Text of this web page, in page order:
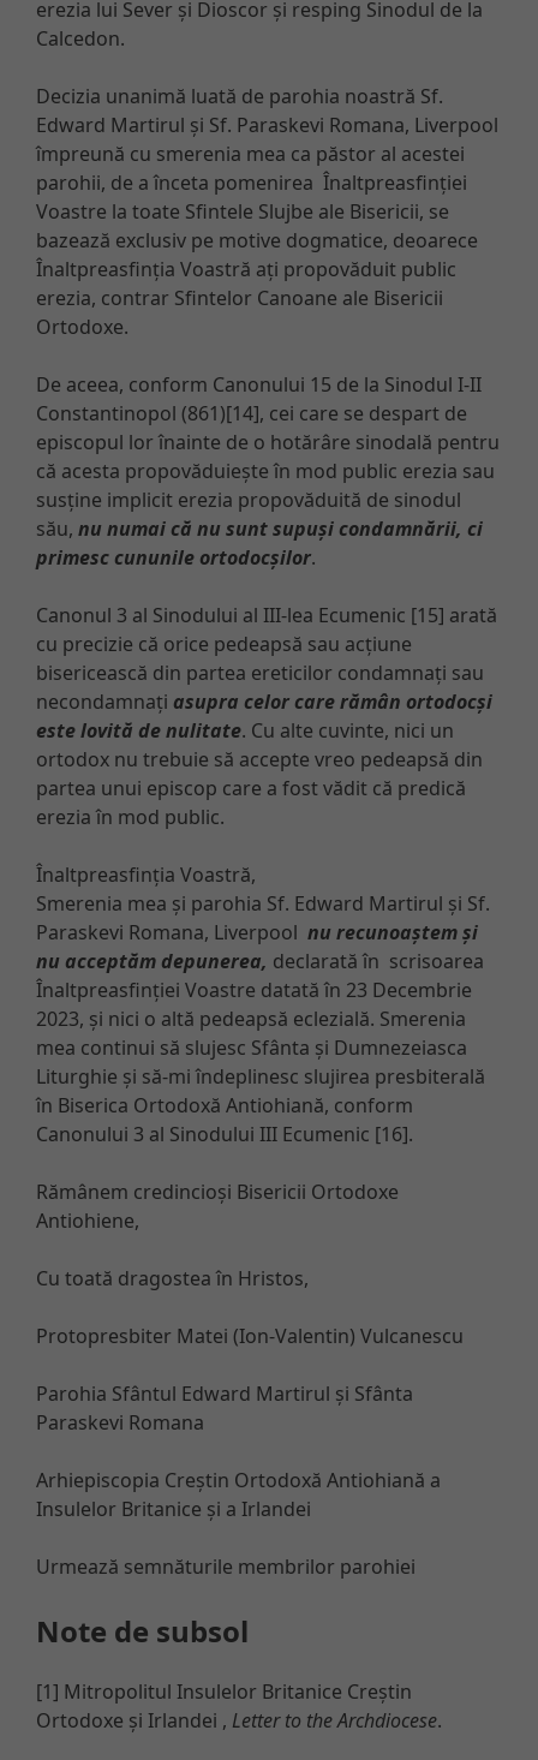
erezia lui Sever și Dioscor și resping Sinodul de la
Calcedon.
Decizia unanimă luată de parohia noastră Sf.
Edward Martirul și Sf. Paraskevi Romana, Liverpool
împreună cu smerenia mea ca păstor al acestei
parohii, de a înceta pomenirea Înaltpreasfinției
Voastre la toate Sfintele Slujbe ale Bisericii, se
bazează exclusiv pe motive dogmatice, deoarece
Înaltpreasfinția Voastră ați propovăduit public
erezia, contrar Sfintelor Canoane ale Bisericii
Ortodoxe.
De aceea, conform Canonului 15 de la Sinodul I-II
Constantinopol (861)[14], cei care se despart de
episcopul lor înainte de o hotărâre sinodală pentru
că acesta propovăduiește în mod public erezia sau
susține implicit erezia propovăduită de sinodul
său, nu numai că nu sunt supuși condamnării, ci
primesc cununile ortodocșilor.
Canonul 3 al Sinodului al III-lea Ecumenic [15] arată
cu precizie că orice pedeapsă sau acțiune
bisericească din partea ereticilor condamnați sau
necondamnați asupra celor care rămân ortodocși
este lovită de nulitate. Cu alte cuvinte, nici un
ortodox nu trebuie să accepte vreo pedeapsă din
partea unui episcop care a fost vădit că predică
erezia în mod public.
Înaltpreasfinția Voastră,
Smerenia mea și parohia Sf. Edward Martirul și Sf.
Paraskevi Romana, Liverpool nu recunoaștem și
nu acceptăm depunerea, declarată în scrisoarea
Înaltpreasfinției Voastre datată în 23 Decembrie
2023, și nici o altă pedeapsă eclezială. Smerenia
mea continui să slujesc Sfânta și Dumnezeiasca
Liturghie și să-mi îndeplinesc slujirea presbiterală
în Biserica Ortodoxă Antiohiană, conform
Canonului 3 al Sinodului III Ecumenic [16].
Rămânem credincioși Bisericii Ortodoxe
Antiohiene,
Cu toată dragostea în Hristos,
Protopresbiter Matei (Ion-Valentin) Vulcanescu
Parohia Sfântul Edward Martirul și Sfânta
Paraskevi Romana
Arhiepiscopia Creștin Ortodoxă Antiohiană a
Insulelor Britanice și a Irlandei
Urmează semnăturile membrilor parohiei
Note de subsol
[1] Mitropolitul Insulelor Britanice Creștin
Ortodoxe și Irlandei , Letter to the Archdiocese.